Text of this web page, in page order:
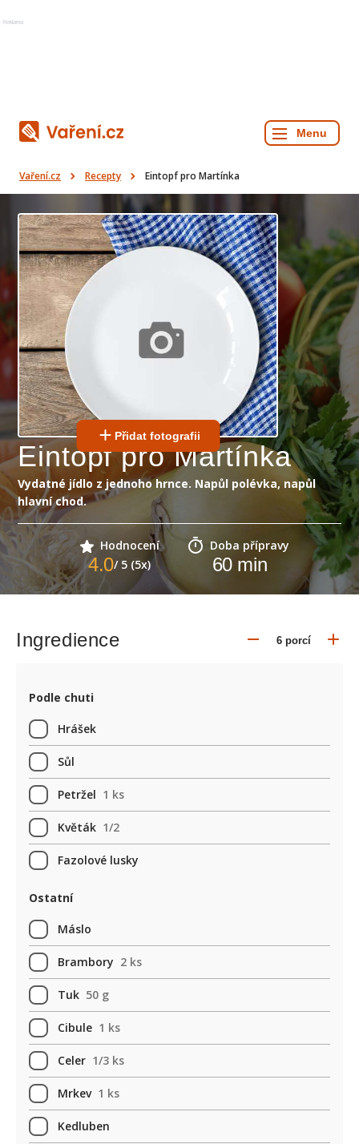
Reklama
Vaření.cz Recepty Eintopf pro Martínka
Přidat fotografii
Eintopf pro Martínka
Vydatné jídlo z jednoho hrnce. Napůl polévka, napůl
hlavní chod.
Hodnocení
4.0/ 5 (5x)
Doba přípravy
60min
Ingredience
Podle chuti
Hrášek
Sůl
Petržel 1 ks
Květák 1/2
Fazolové lusky
Ostatní
Máslo
Brambory 2 ks
Tuk 50 g
Cibule 1 ks
Celer 1/3 ks
Mrkev 1 ks
Kedluben